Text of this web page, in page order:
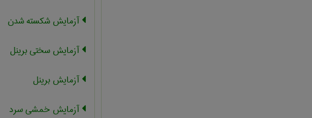
آزمایش شکسته شدن
آزمایش سختی برینل
آزمایش برینل
آزمایش خمشی سرد